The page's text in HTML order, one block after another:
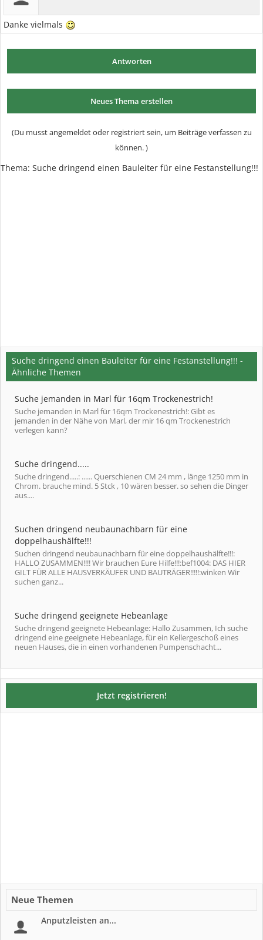
Danke vielmals
Antworten
Neues Thema erstellen
(Du musst angemeldet oder registriert sein, um Beiträge verfassen zu
können. )
Thema: Suche dringend einen Bauleiter für eine Festanstellung!!!
Suche dringend einen Bauleiter für eine Festanstellung!!! -
Ähnliche Themen
Suche jemanden in Marl für 16qm Trockenestrich!
Suche jemanden in Marl für 16qm Trockenestrich!: Gibt es
jemanden in der Nähe von Marl, der mir 16 qm Trockenestrich
verlegen kann?
Suche dringend.....
Suche dringend.....: ...... Querschienen CM 24 mm , länge 1250 mm in
Chrom. brauche mind. 5 Stck , 10 wären besser. so sehen die Dinger
aus....
Suchen dringend neubaunachbarn für eine
doppelhaushälfte!!!
Suchen dringend neubaunachbarn für eine doppelhaushälfte!!!:
HALLO ZUSAMMEN!!!! Wir brauchen Eure Hilfe!!!:bef1004: DAS HIER
GILT FÜR ALLE HAUSVERKÄUFER UND BAUTRÄGER!!!!!:winken Wir
suchen ganz...
Suche dringend geeignete Hebeanlage
Suche dringend geeignete Hebeanlage: Hallo Zusammen, Ich suche
dringend eine geeignete Hebeanlage, für ein Kellergeschoß eines
neuen Hauses, die in einen vorhandenen Pumpenschacht...
Jetzt registrieren!
Neue Themen
Anputzleisten an...